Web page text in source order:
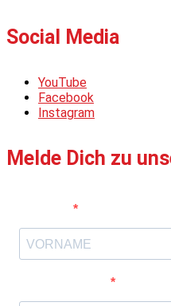
Social Media
YouTube
Facebook
Instagram
Melde Dich zu